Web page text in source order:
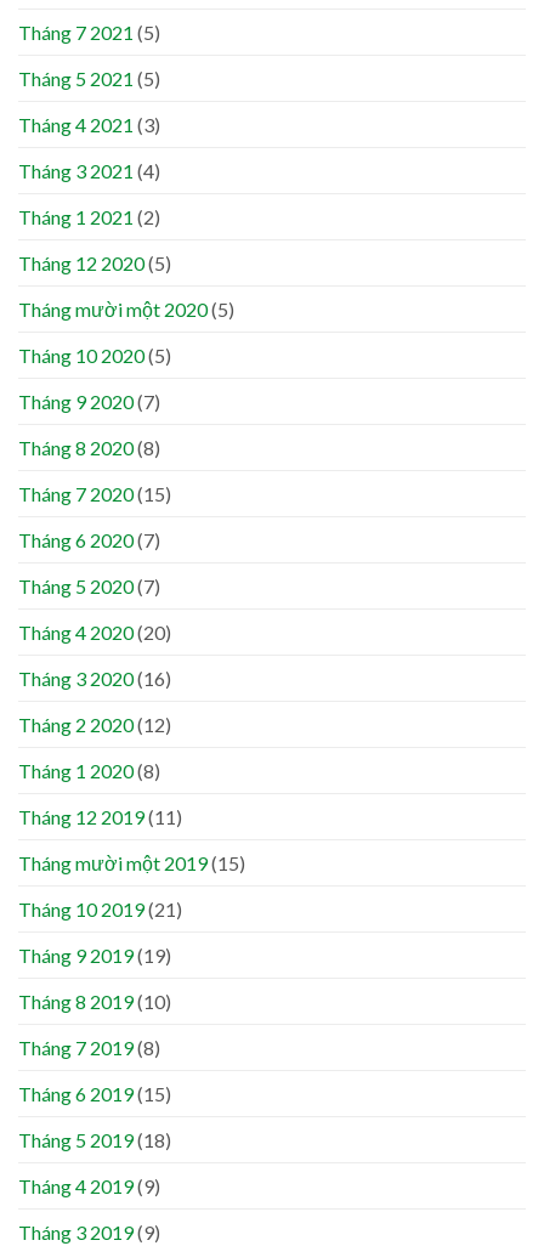
Tháng 7 2021 (5)
Tháng 5 2021 (5)
Tháng 4 2021 (3)
Tháng 3 2021 (4)
Tháng 1 2021 (2)
Tháng 12 2020(5)
Tháng mười một 2020(5)
Tháng 10 2020(5)
Tháng 9 2020(7)
Tháng 8 2020(8)
Tháng 7 2020(15)
Tháng 6 2020(7)
Tháng 5 2020(7)
Tháng 4 2020(20)
Tháng 3 2020(16)
Tháng 2 2020(12)
Tháng 1 2020(8)
Tháng 12 2019(11)
Tháng mười một 2019(15)
Tháng 10 2019(21)
Tháng 9 2019(19)
Tháng 8 2019(10)
Tháng 7 2019(8)
Tháng 6 2019(15)
Tháng 5 2019(18)
Tháng 4 2019(9)
Tháng 3 2019(9)